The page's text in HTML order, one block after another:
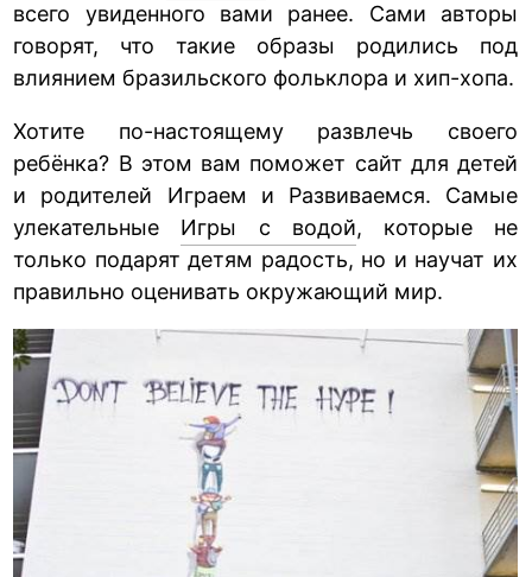
всего увиденного вами ранее. Сами авторы
говорят, что такие образы родились под
влиянием бразильского фольклора и хип-хопа.
Хотите по-настоящему развлечь своего
ребёнка? В этом вам поможет сайт для детей
и родителей Играем и Развиваемся. Самые
улекательные Игры с водой, которые не
только подарят детям радость, но и научат их
правильно оценивать окружающий мир.